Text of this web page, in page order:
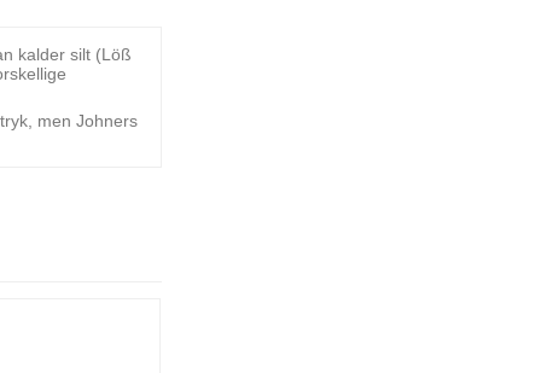
kalder silt (Löß
men Johners